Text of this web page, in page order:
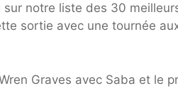
sur notre liste des 30
sortie avec une tournée
Graves avec Saba et le